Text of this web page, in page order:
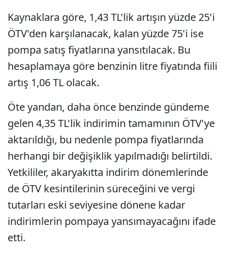
Kaynaklara göre, 1,43 TL'lik artışın yüzde 25'i
ÖTV'den karşılanacak, kalan yüzde 75'i ise
pompa satış fiyatlarına yansıtılacak. Bu
hesaplamaya göre benzinin litre fiyatında fiili
artış 1,06 TL olacak.
Öte yandan, daha önce benzinde gündeme
gelen 4,35 TL'lik indirimin tamamının ÖTV'ye
aktarıldığı, bu nedenle pompa fiyatlarında
herhangi bir değişiklik yapılmadığı belirtildi.
Yetkililer, akaryakıtta indirim dönemlerinde
de ÖTV kesintilerinin süreceğini ve vergi
tutarları eski seviyesine dönene kadar
indirimlerin pompaya yansımayacağını ifade
etti.